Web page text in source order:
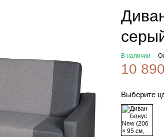
В наличии
10
Выберите